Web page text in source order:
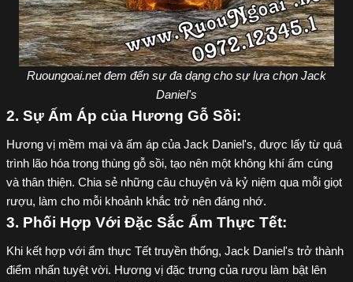
Ruoungoai.net đem đến sự đa dạng cho sự lựa chọn Jack
Daniel's
2. Sự Ấm Áp của Hương Gỗ Sồi:
Hương vị mềm mại và ấm áp của Jack Daniel's, được lấy từ quá
trình lão hóa trong thùng gỗ sồi, tạo nên một không khí ấm cúng
và thân thiện. Chia sẻ những câu chuyện và kỷ niệm qua mỗi giọt
rượu, làm cho mỗi khoảnh khắc trở nên đáng nhớ.
3. Phối Hợp Với Đặc Sắc Ẩm Thực Tết:
Khi kết hợp với ẩm thực Tết truyền thống, Jack Daniel's trở thành
điểm nhấn tuyệt vời. Hương vị đặc trưng của rượu làm bật lên